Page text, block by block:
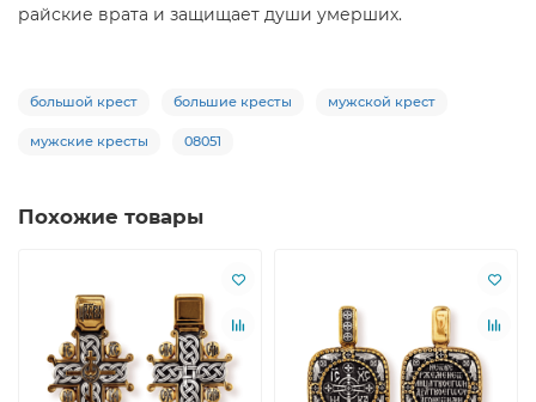
райские врата и защищает души умерших.
большой крест большие кресты мужской крест
мужские кресты 08051
Похожие товары